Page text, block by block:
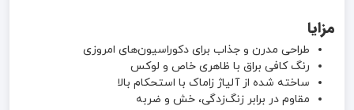
مزایا
طراحی مدرن و جذاب برای دکوراسیون‌های امروزی
رنگ کافی براق با ظاهری خاص و لوکس
ساخته شده از آلیاژ زاماک با استحکام بالا
مقاوم در برابر زنگ‌زدگی، خش و ضربه